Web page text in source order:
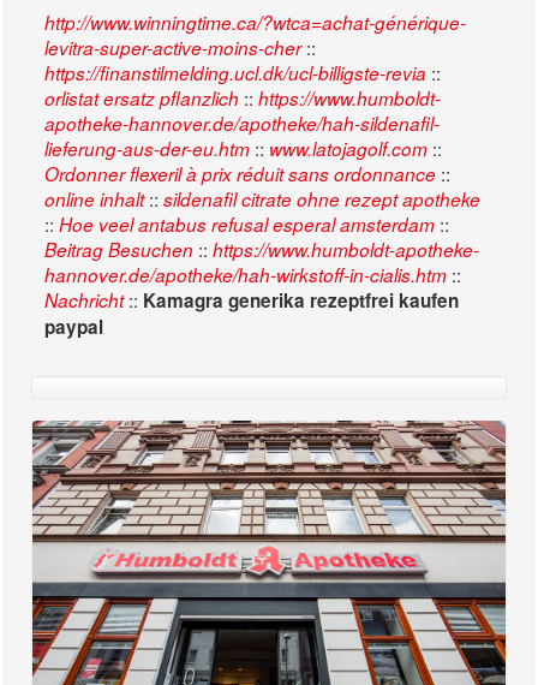
http://www.winningtime.ca/?wtca=achat-générique-
levitra-super-active-moins-cher::
https://finanstilmelding.ucl.dk/ucl-billigste-revia ::
orlistat ersatz pflanzlich :: https://www.humboldt-
apotheke-hannover.de/apotheke/hah-sildenafil-
lieferung-aus-der-eu.htm :: www.latojagolf.com ::
Ordonner flexeril à prix réduit sans ordonnance ::
online inhalt:: sildenafil citrate ohne rezept apotheke
:: Hoe veel antabus refusal esperal amsterdam ::
Beitrag Besuchen :: https://www.humboldt-apotheke-
hannover.de/apotheke/hah-wirkstoff-in-cialis.htm ::
Nachricht:: Kamagra generika rezeptfrei kaufen
paypal